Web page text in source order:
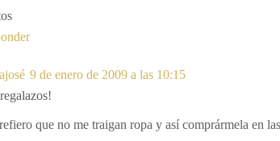
9 de enero de 2009 a las 10:15
que no me traigan ropa y así comprármela en